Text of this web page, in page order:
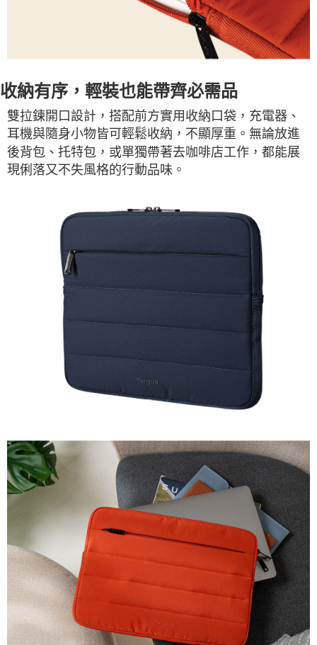
收納有序，輕裝也能帶齊必需品
雙拉鍊開口設計，搭配前方實用收納口袋，充電器、
耳機與隨身小物皆可輕鬆收納，不顯厚重。無論放進
後背包、托特包，或單獨帶著去咖啡店工作，都能展
現俐落又不失風格的行動品味。